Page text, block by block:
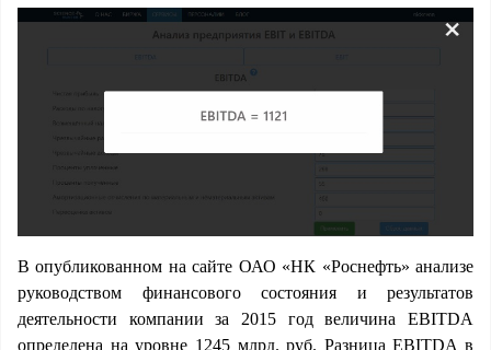
В опубликованном на сайте ОАО «НК «Роснефть» анализе
руководством финансового состояния и результатов
деятельности компании за 2015 год величина EBITDA
определена на уровне 1245 млрд. руб. Разница EBITDA в